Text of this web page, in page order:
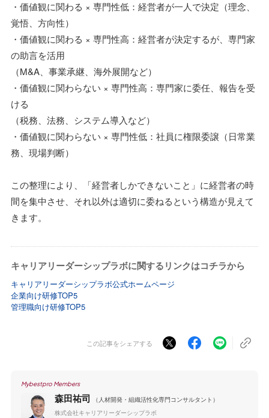
・価値観に関わる × 専門性低：経営者が一人で決定（理念、
覚悟、方向性）
・価値観に関わる × 専門性高：経営者が決定するが、専門家
の助言を活用
（M&A、事業承継、海外展開など）
・価値観に関わらない × 専門性高：専門家に委任、報告を受
ける
（税務、法務、システム導入など）
・価値観に関わらない × 専門性低：社員に権限委譲（日常業
務、現場判断）
この整理により、「経営者しかできないこと」に経営者の時
間を集中させ、それ以外は適切に委ねるという構造が見えて
きます。
キャリアリーダーシップラボに関するリンクはコチラから
キャリアリーダーシップラボ公式ホームページ
企業向け研修TOP5
管理職向け研修TOP5
この記事をシェアする
Mybestpro Members
森田祐司
（人材開発・組織活性化専門コンサルタント）
株式会社キャリアリーダーシップラボ